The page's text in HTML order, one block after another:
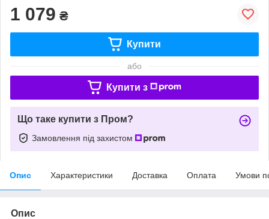
1 079 ₴
Купити
або
Купити з
Що таке купити з Пром?
Замовлення під захистом
Опис Характеристики Доставка Оплата Умови
Опис